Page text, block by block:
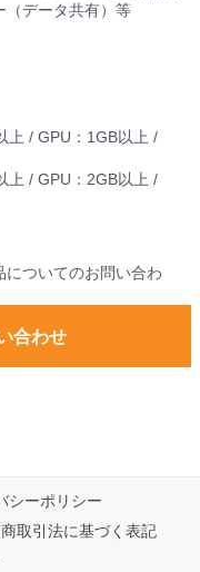
（データ共有）等
上 / GPU：1GB以上 /
上 / GPU：2GB以上 /
についてのお問い合わ
合わせ
シーポリシー
取引法に基づく表記